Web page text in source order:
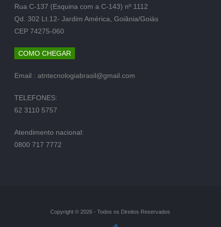
Rua C-137 (Esquina com a C-143) nº 1112
Qd. 302 Lt.12- Jardim América, Goiânia/Goiás
CEP 74275-060
COMO CHEGAR
Email : atntecnologiabrasil@gmail.com
TELEFONES:
62 3110 5757
Atendimento nacional:
0800 717 7772
Copyright © 2026 - Todos os Direitos Reservados